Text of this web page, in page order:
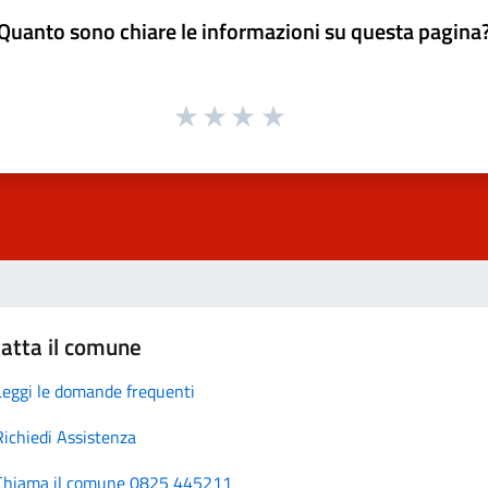
sono chiare le informazioni su questa
il comune
le domande frequenti
Assistenza
il comune 0825 445211